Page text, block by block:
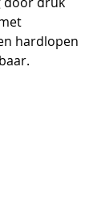
hardlopen